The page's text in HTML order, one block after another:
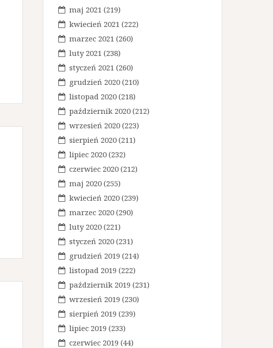
maj 2021 (219)
kwiecień 2021 (222)
marzec 2021 (260)
luty 2021 (238)
styczeń 2021 (260)
grudzień 2020 (210)
listopad 2020 (218)
październik 2020 (212)
wrzesień 2020 (223)
sierpień 2020 (211)
lipiec 2020 (232)
czerwiec 2020 (212)
maj 2020 (255)
kwiecień 2020 (239)
marzec 2020 (290)
luty 2020 (221)
styczeń 2020 (231)
grudzień 2019 (214)
listopad 2019 (222)
październik 2019 (231)
wrzesień 2019 (230)
sierpień 2019 (239)
lipiec 2019 (233)
czerwiec 2019 (44)